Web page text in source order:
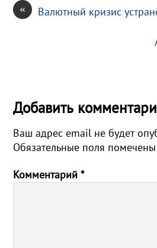
« Валютный кризис
Добавить
Ваш адрес email не будет
Обязательные поля
Комментарий*